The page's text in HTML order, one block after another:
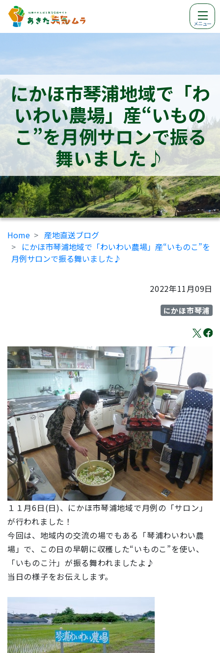
メニュー
にかほ市琴浦地域で「わ
いわい農場」産“いもの
こ”を月例サロンで振る
舞いました♪
Home
産地直送ブログ
にかほ市琴浦地域で「わいわい農場」産“いものこ”を
月例サロンで振る舞いました♪
2022年11月09日
にかほ市琴浦
１１月6日(日)、にかほ市琴浦地域で月例の「サロン」
が行われました！
今回は、地域内の交流の場でもある「琴浦わいわい農
場」で、この日の早朝に収穫した“いものこ”を使い、
「いものこ汁」が振る舞われましたよ♪
当日の様子をお伝えします。